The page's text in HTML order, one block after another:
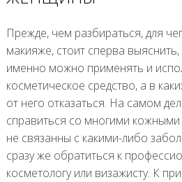
Прежде, чем разбираться, для
макияже, стоит сперва
именно можно применять и
косметическое средство, а в
от него отказаться. На самом
справиться со многими
не связанны с какими-либо
сразу же обратиться к
косметологу или визажисту. К